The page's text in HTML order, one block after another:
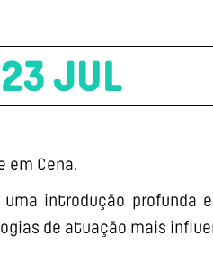
JUL
em Cena.
introdução profunda
de atuação mais